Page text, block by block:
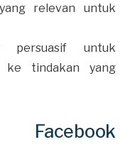
relevan untuk
persuasif untuk
ke tindakan yang